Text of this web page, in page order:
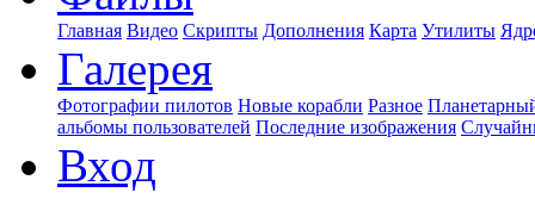
Главная Видео Скрипты Дополнения Карта Утилиты
Галерея
Фотографии пилотов Новые корабли Разное
альбомы пользователей Последние изображения
Вход